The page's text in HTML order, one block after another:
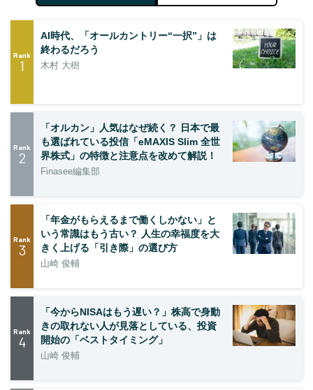
Rank
1
AI時代、「オールカントリー“一択”」は
終わるだろう
木村 大樹
Rank
2
「オルカン」人気はなぜ続く？ 日本で最
も選ばれている投信「eMAXIS Slim 全世
界株式」の特徴と注意点を改めて解説！
Finasee編集部
Rank
3
「年金がもらえるまで働くしかない」と
いう常識はもう古い？ 人生の幸福度を大
きく上げる「引き際」の選び方
山崎 俊輔
Rank
4
「今からNISAはもう遅い？」株高で身動
きの取れない人が見落としている、投資
開始の「ベストタイミング」
山崎 俊輔